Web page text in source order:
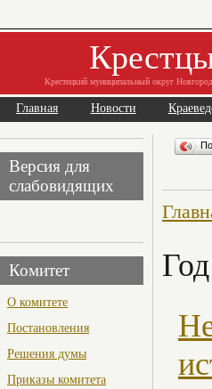
Крестецкий муниципальный округ
Главная Новости
Версия для
слабовидящих
Комитет
О комитете
Постановления
Решения думы
Приказы комитета